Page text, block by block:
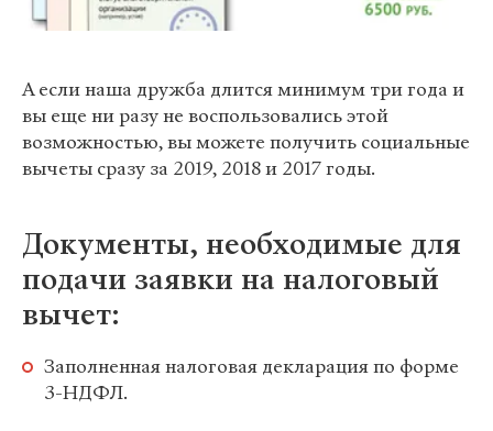
А если наша дружба длится минимум три года и
вы еще ни разу не воспользовались этой
возможностью, вы можете получить социальные
вычеты сразу за 2019, 2018 и 2017 годы.
Документы, необходимые для
подачи заявки на налоговый
вычет:
Заполненная налоговая декларация по форме
3-НДФЛ.